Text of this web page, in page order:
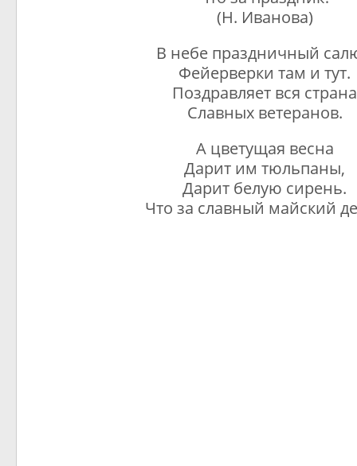
(Н. Иванова)
В небе праздничный
Фейерверки там и тут.
Поздравляет вся страна
Славных ветеранов.
А цветущая весна
Дарит им тюльпаны,
Дарит белую сирень.
Что за славный майский